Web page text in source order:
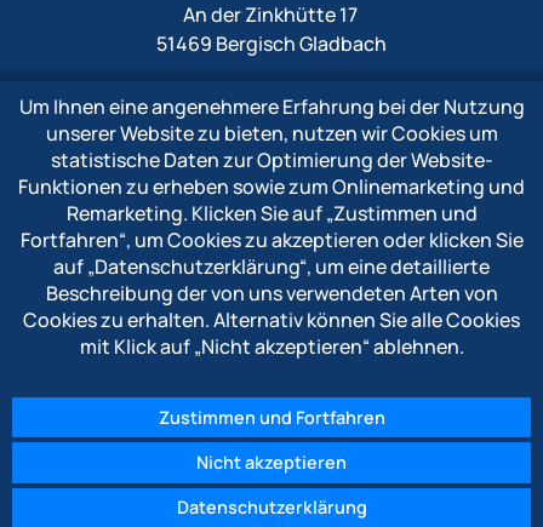
An der Zinkhütte 17
51469 Bergisch Gladbach
Fon+49 2202 1009 0
Fax +49 2202 1009 333
Mailinfo@polytron-gmbh.de
www.polytron-gmbh.de
» Datenschutzerklärung
» Impressum
» Hinweisgebersystem
© 2026 POLYTRON Kunststofftechnik GmbH & Co. KG
Um Ihnen eine angenehmere Erfahrung bei der Nutzung
unserer Website zu bieten, nutzen wir Cookies um
statistische Daten zur Optimierung der Website-
Funktionen zu erheben sowie zum Onlinemarketing und
Remarketing. Klicken Sie auf„Zustimmen und
Fortfahren“, um Cookies zu akzeptieren oder klicken Sie
auf„Datenschutzerklärung“, um eine detaillierte
Beschreibung der von uns verwendeten Arten von
Cookies zu erhalten. Alternativ können Sie alle Cookies
mit Klick auf„Nicht akzeptieren“ablehnen.
Zustimmen und Fortfahren
Nicht akzeptieren
Datenschutzerklärung